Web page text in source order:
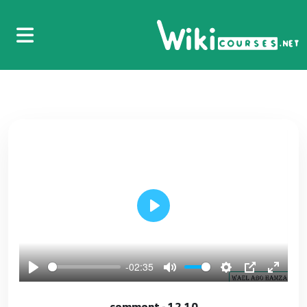
-02:35
Play
01.#1 - introduction Dart Language [ Mastering
2
02.2 - create project